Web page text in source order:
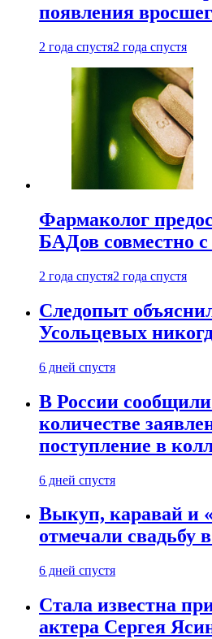
появления
2 года спустя2 года спустя
Фармаколог
БАДов совместно
2 года спустя2 года спустя
Следопыт
Усольцевых
6 дней спустя
В России
количестве
поступление в
6 дней спустя
Выкуп, каравай и
отмечали свадьбу
6 дней спустя
Стала известна
актера Сергея